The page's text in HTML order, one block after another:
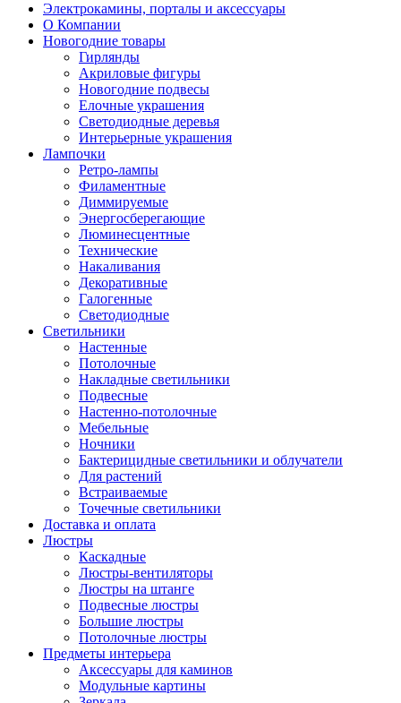
Электрокамины, порталы и аксессуары
О Компании
Новогодние товары
Гирлянды
Акриловые фигуры
Новогодние подвесы
Елочные украшения
Светодиодные деревья
Интерьерные украшения
Лампочки
Ретро-лампы
Филаментные
Диммируемые
Энергосберегающие
Люминесцентные
Технические
Накаливания
Декоративные
Галогенные
Светодиодные
Светильники
Настенные
Потолочные
Накладные светильники
Подвесные
Настенно-потолочные
Мебельные
Ночники
Бактерицидные светильники и облучатели
Для растений
Встраиваемые
Точечные светильники
Доставка и оплата
Люстры
Каскадные
Люстры-вентиляторы
Люстры на штанге
Подвесные люстры
Большие люстры
Потолочные люстры
Предметы интерьера
Аксессуары для каминов
Модульные картины